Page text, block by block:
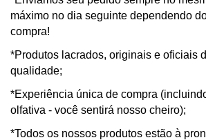
máximo no dia seguinte dependendo
compra!
*Produtos lacrados, originais e oficiais
qualidade;
*Experiência única de compra
olfativa - você sentirá nosso cheiro);
*Todos os nossos produtos estão à